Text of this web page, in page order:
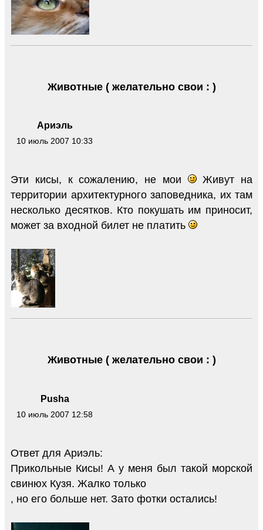
Ариэль
10 июль 2007 10:33
Животные ( желательно свои : )
Эти кисы, к сожалению, не мои
Живут на
территории архитектурного заповедника, их там
несколько десятков. Кто покушать им приносит,
может за входной билет не платить
Pusha
10 июль 2007 12:58
Животные ( желательно свои : )
Ответ для Ариэль:
Прикольные Кисы! А у меня был такой морской
свинюх Кузя. Жалко только
, но его больше нет. Зато фотки остались!